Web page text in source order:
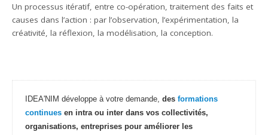
Un processus itératif, entre co-opération, traitement des faits et
causes dans l’action : par l’observation, l’expérimentation, la
créativité, la réflexion, la modélisation, la conception.
IDEA'NIM développe à votre demande, des formations
continues en intra ou inter dans vos collectivités,
organisations, entreprises pour améliorer les